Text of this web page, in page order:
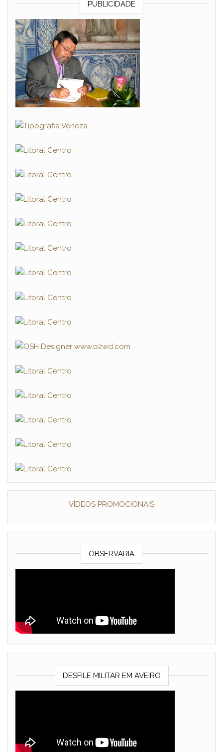
PUBLICIDADE
VÍDEOS PROMOCIONAIS
OBSERVARIA
DESFILE MILITAR EM AVEIRO